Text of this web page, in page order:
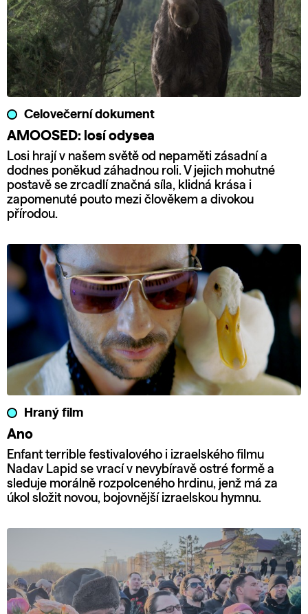
Celovečerní dokument
AMOOSED: losí odysea
Losi hrají v našem světě od nepaměti zásadní a
dodnes poněkud záhadnou roli. V jejich mohutné
postavě se zrcadlí značná síla, klidná krása i
zapomenuté pouto mezi člověkem a divokou
přírodou.
Hraný film
Ano
Enfant terrible festivalového i izraelského filmu
Nadav Lapid se vrací v nevybíravě ostré formě a
sleduje morálně rozpolceného hrdinu, jenž má za
úkol složit novou, bojovnější izraelskou hymnu.